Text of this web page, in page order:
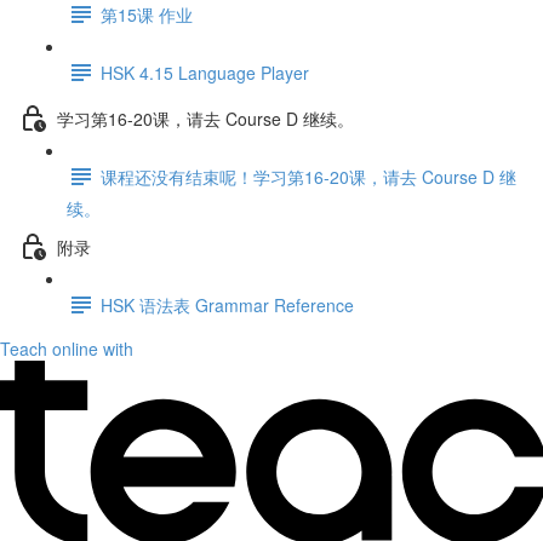
第15课 作业
HSK 4.15 Language Player
学习第16-20课，请去 Course D 继续。
课程还没有结束呢！学习第16-20课，请去 Course D 继
续。
附录
HSK 语法表 Grammar Reference
Teach online with